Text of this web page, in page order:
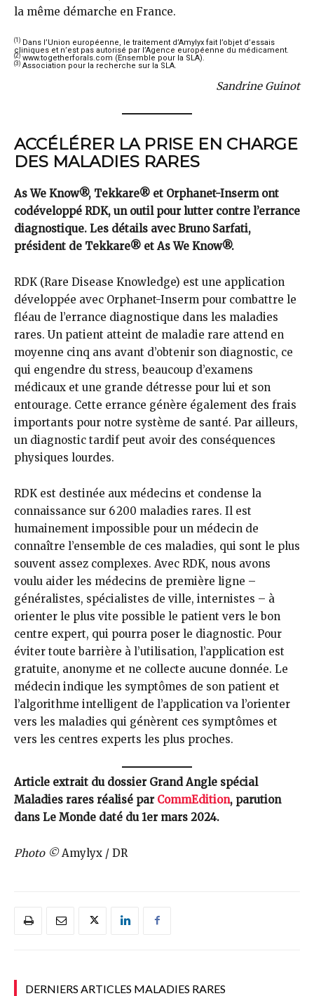
la même démarche en France.
(1) Dans l’Union européenne, le traitement d’Amylyx fait l’objet d’essais
cliniques et n’est pas autorisé par l’Agence européenne du médicament.
(2) www.togetherforals.com (Ensemble pour la SLA).
(3) Association pour la recherche sur la SLA.
Sandrine Guinot
ACCÉLÉRER LA PRISE EN CHARGE
DES MALADIES RARES
As We Know®, Tekkare® et Orphanet-Inserm ont
codéveloppé RDK, un outil pour lutter contre l’errance
diagnostique. Les détails avec Bruno Sarfati,
président de Tekkare® et As We Know®.
RDK (Rare Disease Knowledge) est une application
développée avec Orphanet-Inserm pour combattre le
fléau de l’errance diagnostique dans les maladies
rares. Un patient atteint de maladie rare attend en
moyenne cinq ans avant d’obtenir son diagnostic, ce
qui engendre du stress, beaucoup d’examens
médicaux et une grande détresse pour lui et son
entourage. Cette errance génère également des frais
importants pour notre système de santé. Par ailleurs,
un diagnostic tardif peut avoir des conséquences
physiques lourdes.
RDK est destinée aux médecins et condense la
connaissance sur 6 200 maladies rares. Il est
humainement impossible pour un médecin de
connaître l’ensemble de ces maladies, qui sont le plus
souvent assez complexes. Avec RDK, nous avons
voulu aider les médecins de première ligne –
généralistes, spécialistes de ville, internistes – à
orienter le plus vite possible le patient vers le bon
centre expert, qui pourra poser le diagnostic. Pour
éviter toute barrière à l’utilisation, l’application est
gratuite, anonyme et ne collecte aucune donnée. Le
médecin indique les symptômes de son patient et
l’algorithme intelligent de l’application va l’orienter
vers les maladies qui génèrent ces symptômes et
vers les centres experts les plus proches.
Article extrait du dossier Grand Angle spécial
Maladies rares réalisé par CommEdition, parution
dans Le Monde daté du 1er mars 2024.
Photo © Amylyx / DR
DERNIERS ARTICLES MALADIES RARES